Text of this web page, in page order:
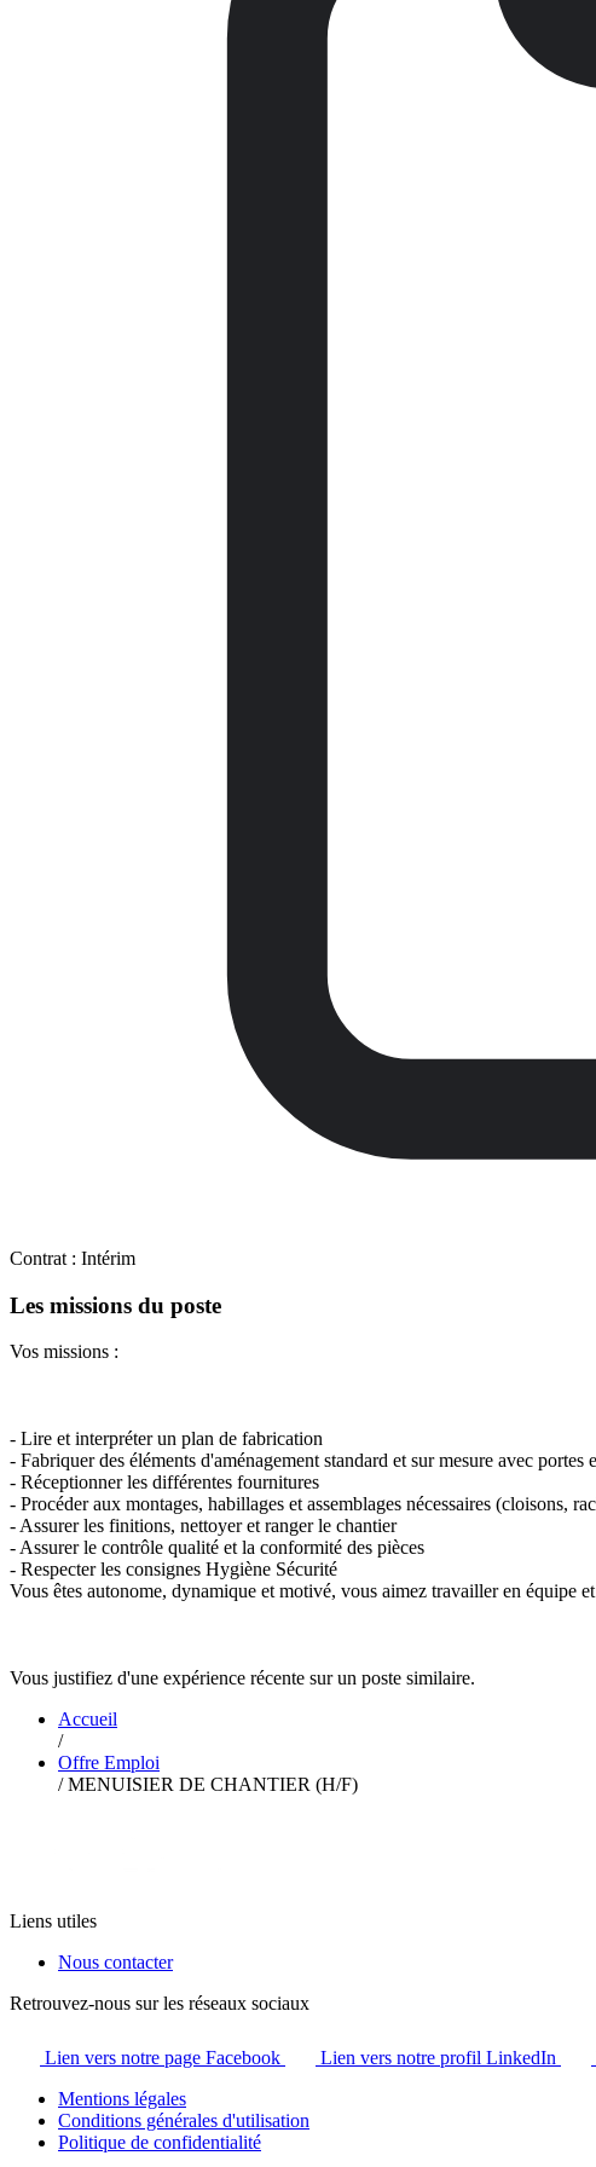
Contrat : Intérim
Les missions du poste
Vos missions :
- Lire et interpréter un plan de fabrication
- Fabriquer des éléments d'aménagement standard et sur mesure avec
- Réceptionner les différentes fournitures
- Procéder aux montages, habillages et assemblages nécessaires (cloisons,
- Assurer les finitions, nettoyer et ranger le chantier
- Assurer le contrôle qualité et la conformité des pièces
- Respecter les consignes Hygiène Sécurité
Vous êtes autonome, dynamique et motivé, vous aimez travailler en équipe
Vous justifiez d'une expérience récente sur un poste similaire.
Accueil
/
Offre Emploi
/ MENUISIER DE CHANTIER (H/F)
Liens utiles
Nous contacter
Retrouvez-nous sur les réseaux sociaux
Lien vers notre page Facebook Lien vers notre profil LinkedIn
Mentions légales
Conditions générales d'utilisation
Politique de confidentialité